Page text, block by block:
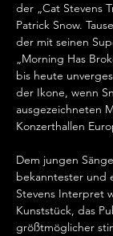
der „Cat Stevens
Patrick Snow.
der mit seinen
„Morning Has
bis heute
der Ikone, wenn
ausgezeichneten
Konzerthallen
Dem jungen
bekanntester und
Stevens Interpret
Kunststück, das
größtmöglicher